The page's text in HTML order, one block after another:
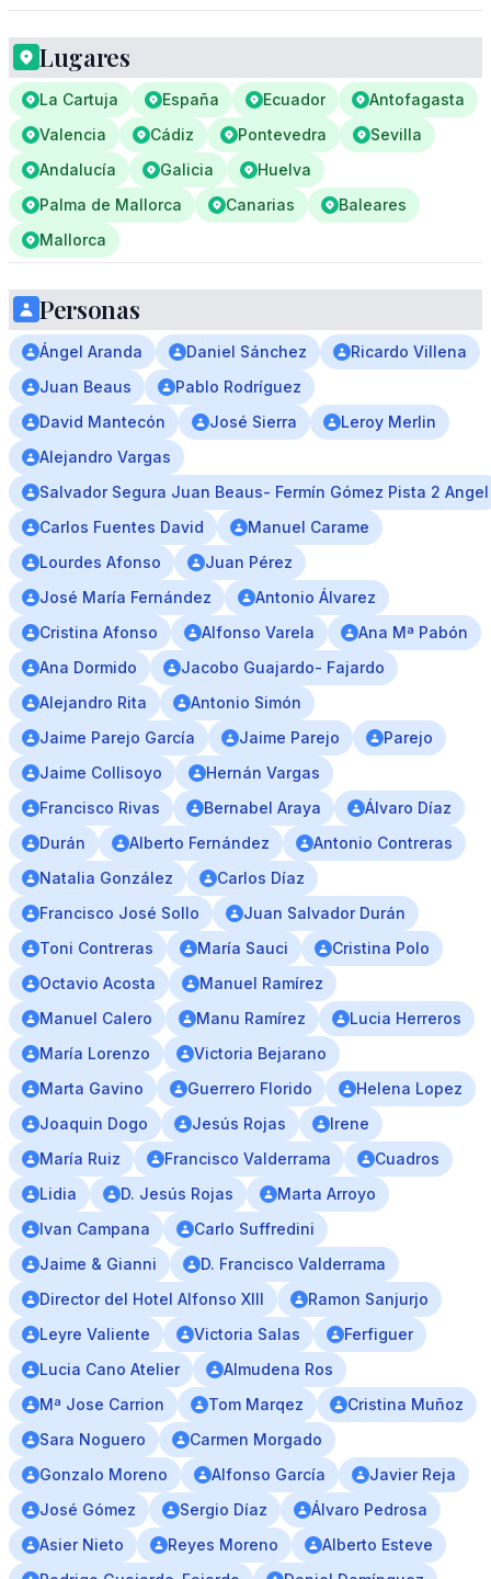
Lugares
La Cartuja España Ecuador
Antofagasta
Valencia
Cádiz Pontevedra
Sevilla
Andalucía
Galicia
Huelva
Palma de Mallorca
Canarias
Baleares
Mallorca
Personas
Ángel Aranda Daniel Sánchez
Ricardo Villena
Juan Beaus
Pablo Rodríguez
David Mantecón
José Sierra
Leroy Merlin
Alejandro Vargas
Salvador Segura Juan Beaus- Fermín Gómez Pista 2 Angel
Carlos Fuentes David
Manuel Carame
Lourdes Afonso
Juan Pérez
José María Fernández
Antonio Álvarez
Cristina Afonso
Alfonso Varela
Ana Mª Pabón
Ana Dormido
Jacobo Guajardo- Fajardo
Alejandro Rita
Antonio Simón
Jaime Parejo García
Jaime Parejo
Parejo
Jaime Collisoyo
Hernán Vargas
Francisco Rivas
Bernabel Araya
Álvaro Díaz
Durán
Alberto Fernández
Antonio Contreras
Natalia González
Carlos Díaz
Francisco José Sollo
Juan Salvador Durán
Toni Contreras
María Sauci
Cristina Polo
Octavio Acosta
Manuel Ramírez
Manuel Calero
Manu Ramírez
Lucia Herreros
María Lorenzo
Victoria Bejarano
Marta Gavino
Guerrero Florido
Helena Lopez
Joaquin Dogo
Jesús Rojas
Irene
María Ruiz
Francisco Valderrama
Cuadros
Lidia
D. Jesús Rojas
Marta Arroyo
Ivan Campana
Carlo Suffredini
Jaime & Gianni
D. Francisco Valderrama
Director del Hotel Alfonso XIII
Ramon Sanjurjo
Leyre Valiente
Victoria Salas
Ferfiguer
Lucia Cano Atelier
Almudena Ros
Mª Jose Carrion
Tom Marqez
Cristina Muñoz
Sara Noguero
Carmen Morgado
Gonzalo Moreno
Alfonso García
Javier Reja
José Gómez
Sergio Díaz
Álvaro Pedrosa
Asier Nieto
Reyes Moreno
Alberto Esteve